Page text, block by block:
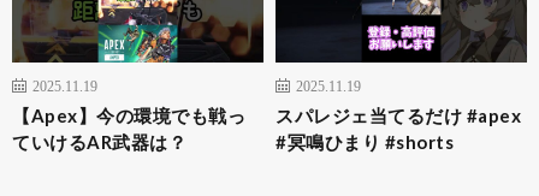
2025.11.19
【Apex】今の環境でも戦っ
ていけるAR武器は？
2025.11.19
スパレジェ当てるだけ #apex
#冥鳴ひまり #shorts